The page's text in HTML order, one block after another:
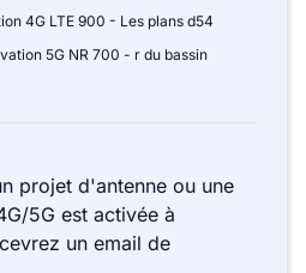
4G LTE 900 - Les plans d54
5G NR 700 - r du bassin
projet d'antenne ou une
5G est activée à
un email de